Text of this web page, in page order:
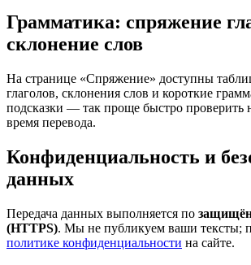
Грамматика: спряжение
склонение слов
На странице «Спряжение» доступны
глаголов, склонения слов и короткие
подсказки — так проще быстро
время перевода.
Конфиденциальность и
данных
Передача данных выполняется по
(HTTPS). Мы не публикуем ваши тексты;
политике конфиденциальности на сайте.